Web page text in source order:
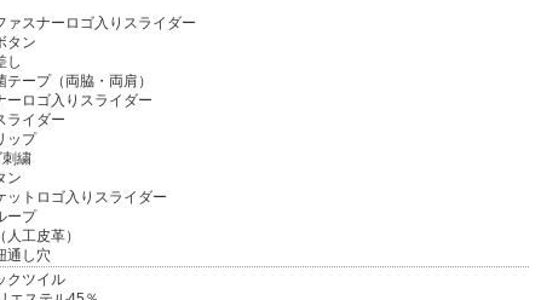
ァスナーロゴ入りスライダー
タン
し
テープ（両脇・両肩）
ーロゴ入りスライダー
ライダー
ップ
刺繍
ン
ットロゴ入りスライダー
ープ
人工皮革）
通し穴
クツイル